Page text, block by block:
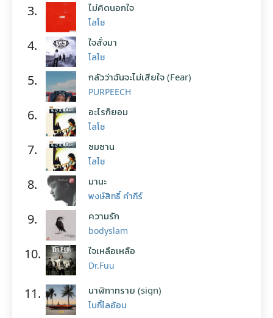
3. ไม่คิดนอกใจ
โลโซ
4. ใจสั่งมา
โลโซ
5. กลัวว่าฉันจะไม่เสียใจ (Fear)
PURPEECH
6. อะไรก็ยอม
โลโซ
7. ซมซาน
โลโซ
8. มานะ
พงษ์สิทธิ์ คำภีร์
9. ความรัก
bodyslam
10. ใจเหลือเหลือ
Dr.Fuu
11. นาฬิกาทราย (sign)
โบกี้ไลอ้อน